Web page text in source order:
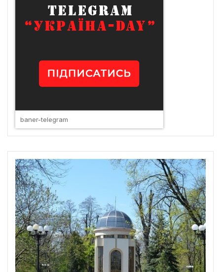
baner-telegram